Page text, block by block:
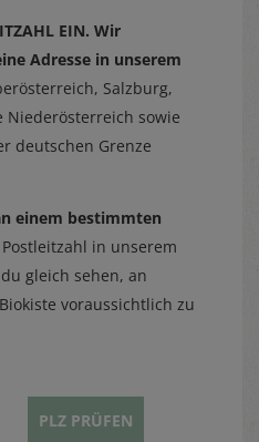
EIN. Wir
Adresse in unserem
Salzburg,
Niederösterreich sowie
deutschen Grenze
einem bestimmten
in unserem
gleich sehen, an
voraussichtlich zu
PLZ PRÜFEN